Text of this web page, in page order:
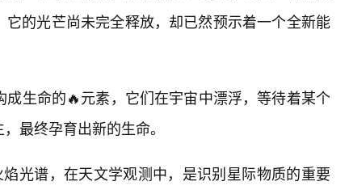
的光芒尚未完全释放，却已然预示着一个全新能
成生命的🔥元素，它们在宇宙中漂浮，等待着某个
最终孕育出新的生命。
光谱，在天文学观测中，是识别星际物质的重要